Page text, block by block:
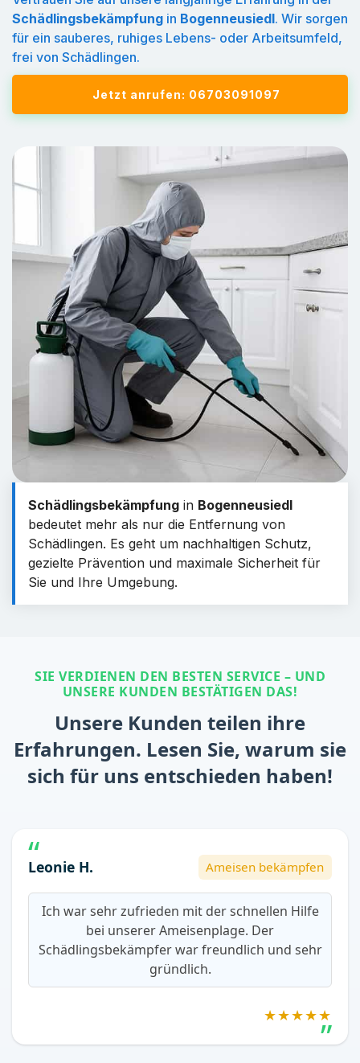
Schädlingsbekämpfung in Bogenneusiedl. Wir sorgen
für ein sauberes, ruhiges Lebens- oder Arbeitsumfeld,
frei von Schädlingen.
Jetzt anrufen: 06703091097
Schädlingsbekämpfung in Bogenneusiedl
bedeutet mehr als nur die Entfernung von
Schädlingen. Es geht um nachhaltigen Schutz,
gezielte Prävention und maximale Sicherheit für
Sie und Ihre Umgebung.
SIE VERDIENEN DEN BESTEN SERVICE – UND
UNSERE KUNDEN BESTÄTIGEN DAS!
Unsere Kunden teilen ihre
Erfahrungen. Lesen Sie, warum sie
sich für uns entschieden haben!
Leonie H. Ameisen bekämpfen
Ich war sehr zufrieden mit der schnellen Hilfe
bei unserer Ameisenplage. Der
Schädlingsbekämpfer war freundlich und sehr
gründlich.
★★★★★